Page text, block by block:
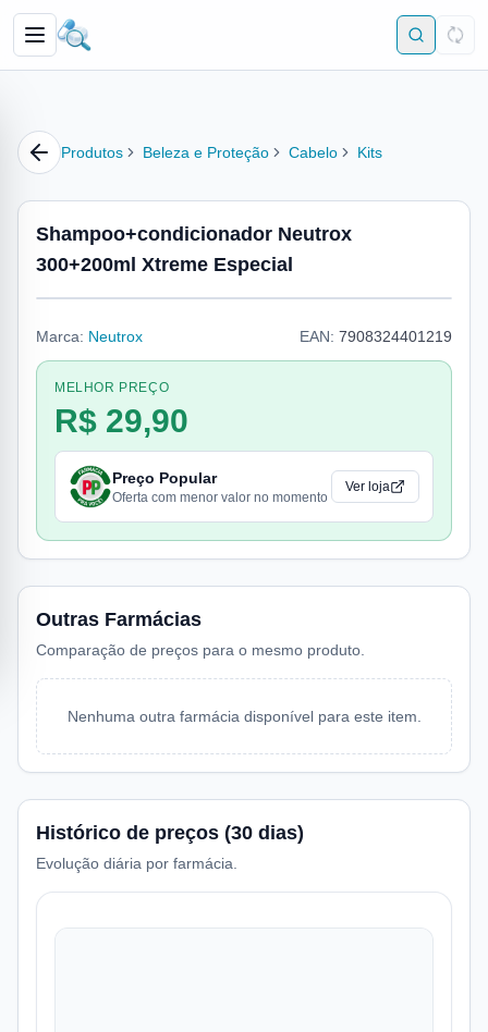
Produtos Beleza e Proteção Cabelo Kits
Shampoo+condicionador Neutrox
300+200ml Xtreme Especial
Marca: Neutrox EAN: 7908324401219
MELHOR PREÇO
R$ 29,90
Preço Popular
Oferta com menor valor no momento
Ver loja
Outras Farmácias
Comparação de preços para o mesmo produto.
Nenhuma outra farmácia disponível para este item.
Histórico de preços (30 dias)
Evolução diária por farmácia.